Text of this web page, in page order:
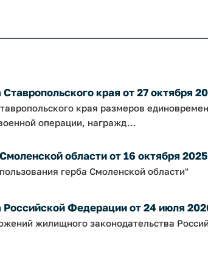
края от 27 октября
края размеров
операции, награжд...
области от 16 октября
герба Смоленской области"
Российской Федерации от 24 июля
жилищного законодательства